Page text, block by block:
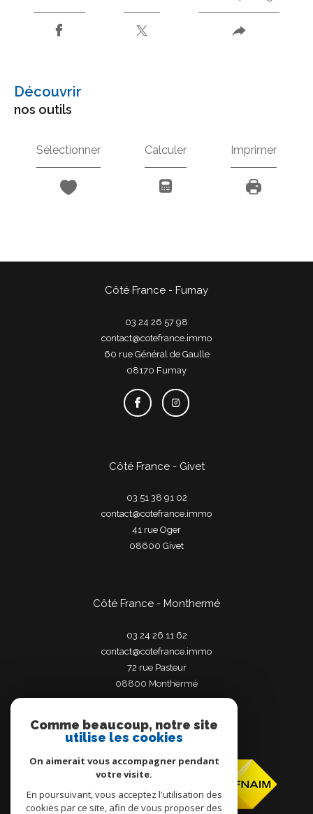
découvrir
nos outils
Sélectionner Calculer Imprimer
Côté France - Fumay
03 24 26 57 98
contact@cotefrance.immo
60 rue Général de Gaulle
08170
fumay
Côté France - Givet
03 51 38 91 02
contact@cotefrance.immo
41 rue Oger
08600
givet
Côté France - Monthermé
03 24 26 11 62
contact@cotefrance.immo
72 rue Pasteur
08800
monthermé
Adhérents
Comme beaucoup, notre site
utilise les cookies
On aimerait vous accompagner pendant
votre visite.
En poursuivant, vous acceptez l'utilisation des
cookies par ce site, afin de vous proposer des